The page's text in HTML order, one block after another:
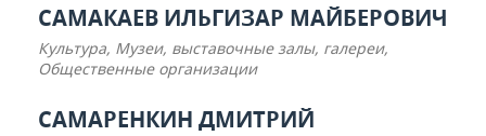
САМАКАЕВ ИЛЬГИЗАР МАЙБЕРОВИЧ
Культура, Музеи, выставочные залы, галереи,
Общественные организации
САМАРЕНКИН ДМИТРИЙ